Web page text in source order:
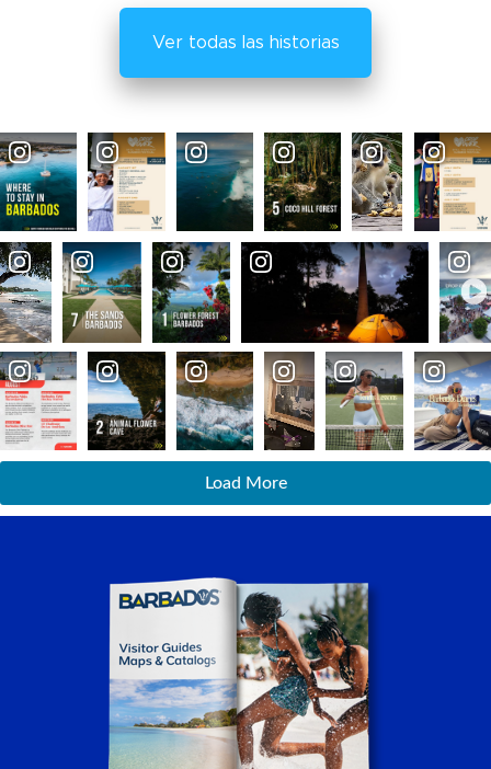
Ver todas las historias
Load More